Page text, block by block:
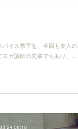
イス教室を、今回も友人の
ガ講師の先輩でもあり、…
09:10